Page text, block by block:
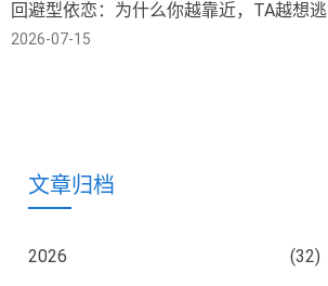
回避型依恋：为什么你越靠近，TA越想逃
2026-07-15
文章归档
2026 (32)